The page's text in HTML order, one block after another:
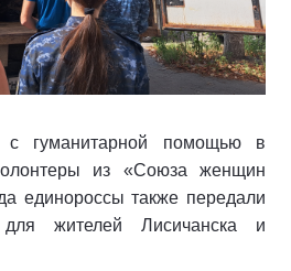
с гуманитарной помощью в
из «Союза женщин
единороссы также передали
жителей Лисичанска и